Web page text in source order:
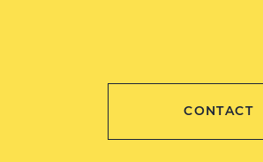
CONTACT